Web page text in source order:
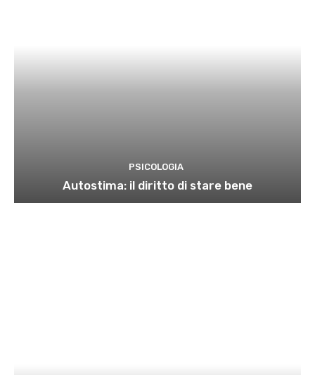
PSICOLOGIA
Autostima: il diritto di stare bene